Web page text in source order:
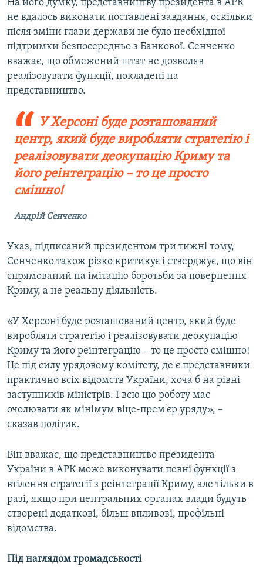
На його думку, представництву президента в АРК
не вдалось виконати поставлені завдання, оскільки
після зміни глави держави не було необхідної
підтримки безпосередньо з Банкової. Сенченко
вважає, що обмежений штат не дозволяв
реалізовувати функції, покладені на
представництво.
У Херсоні буде розташований
центр, який буде виробляти стратегію і
реалізовувати деокупацію Криму та
його реінтеграцію – то це просто
смішно!​
Андрій Сенченко
Указ, підписаний президентом три тижні тому,
Сенченко також різко критикує і стверджує, що він
спрямований на імітацію боротьби за повернення
Криму, а не реальну діяльність.
«У Херсоні буде розташований центр, який буде
виробляти стратегію і реалізовувати деокупацію
Криму та його реінтеграцію – то це просто смішно!
Це під силу урядовому комітету, де є представники
практично всіх відомств України, хоча б на рівні
заступників міністрів. І всю цю роботу має
очолювати як мінімум віце-прем'єр уряду», –
сказав політик.
Він вважає, що представництво президента
України в АРК може виконувати певні функції з
втілення стратегії з реінтеграції Криму, але тільки в
разі, якщо при центральних органах влади будуть
створені додаткові, більш впливові, профільні
відомства.
Під наглядом громадськості